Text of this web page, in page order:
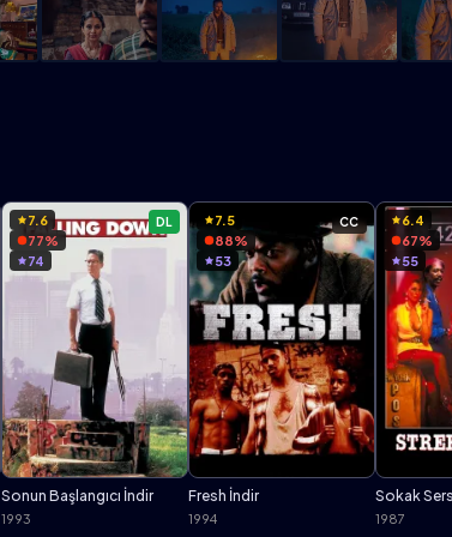
DL
7.6
77%
74
Sonun Başlangıcı İndir
1993
CC
7.5
88%
53
Fresh İndir
1994
6.4
67%
55
Sokak
1987